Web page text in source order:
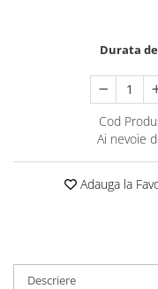
Durata
Cod
Ai nevoie
Adauga la
Descriere